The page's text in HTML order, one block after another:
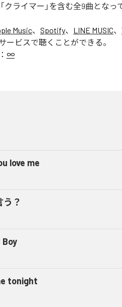
クライマー」を含む全9曲となっ
Music、 Spotify、 LINE MUSIC、
ービスで聴くことができる。
∞
love me
う？
Boy
tonight